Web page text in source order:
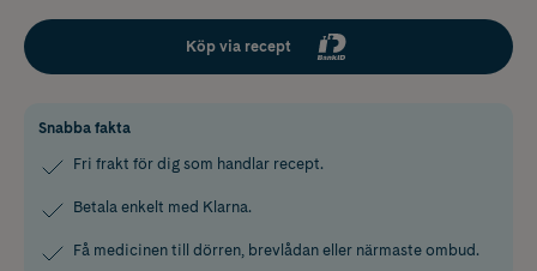
Köp via recept
Snabba fakta
Fri frakt för dig som handlar recept.
Betala enkelt med Klarna.
Få medicinen till dörren, brevlådan eller närmaste ombud.